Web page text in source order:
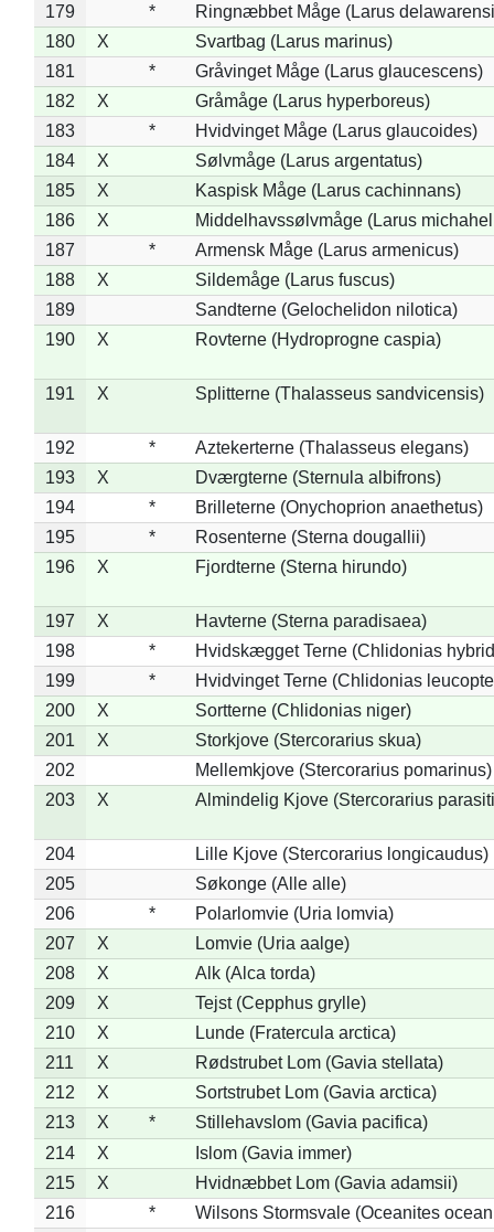
179 *
Ringnæbbet Måge (Larus
180
X
Svartbag (Larus marinus)
181
*
Gråvinget Måge (Larus glaucescens)
182
X
Gråmåge (Larus hyperboreus)
183
*
Hvidvinget Måge (Larus glaucoides)
184
X
Sølvmåge (Larus argentatus)
185
X
Kaspisk Måge (Larus cachinnans)
186
X
Middelhavssølvmåge (Larus
187
*
Armensk Måge (Larus armenicus)
188
X
Sildemåge (Larus fuscus)
189
Sandterne (Gelochelidon nilotica)
190
X Rovterne (Hydroprogne caspia)
191 X Splitterne (Thalasseus sandvicensis)
192 *
Aztekerterne (Thalasseus elegans)
193
X
Dværgterne (Sternula albifrons)
194
*
Brilleterne (Onychoprion anaethetus)
195
*
Rosenterne (Sterna dougallii)
196
X Fjordterne (Sterna hirundo)
197 X
Havterne (Sterna paradisaea)
198
*
Hvidskægget Terne (Chlidonias
199
*
Hvidvinget Terne (Chlidonias
200
X
Sortterne (Chlidonias niger)
201
X
Storkjove (Stercorarius skua)
202
Mellemkjove (Stercorarius pomarinus)
203
X Almindelig Kjove (Stercorarius
204
Lille Kjove (Stercorarius longicaudus)
205
Søkonge (Alle alle)
206
*
Polarlomvie (Uria lomvia)
207
X
Lomvie (Uria aalge)
208
X
Alk (Alca torda)
209
X
Tejst (Cepphus grylle)
210
X
Lunde (Fratercula arctica)
211
X
Rødstrubet Lom (Gavia stellata)
212
X
Sortstrubet Lom (Gavia arctica)
213
X *
Stillehavslom (Gavia pacifica)
214
X
Islom (Gavia immer)
215
X
Hvidnæbbet Lom (Gavia adamsii)
216
* Wilsons Stormsvale (Oceanites